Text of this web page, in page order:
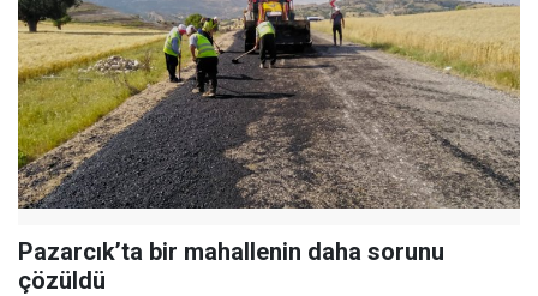
Pazarcık’ta bir mahallenin daha sorunu
çözüldü